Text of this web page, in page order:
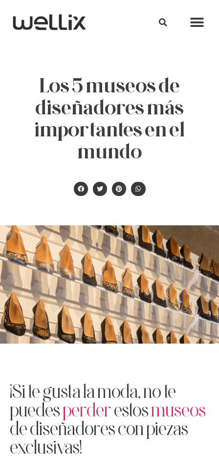
Los 5 museos de
diseñadores más
importantes en el
mundo
¡Si te gusta la moda, no te
puedesperderestosmuseos
de diseñadores con piezas
exclusivas!